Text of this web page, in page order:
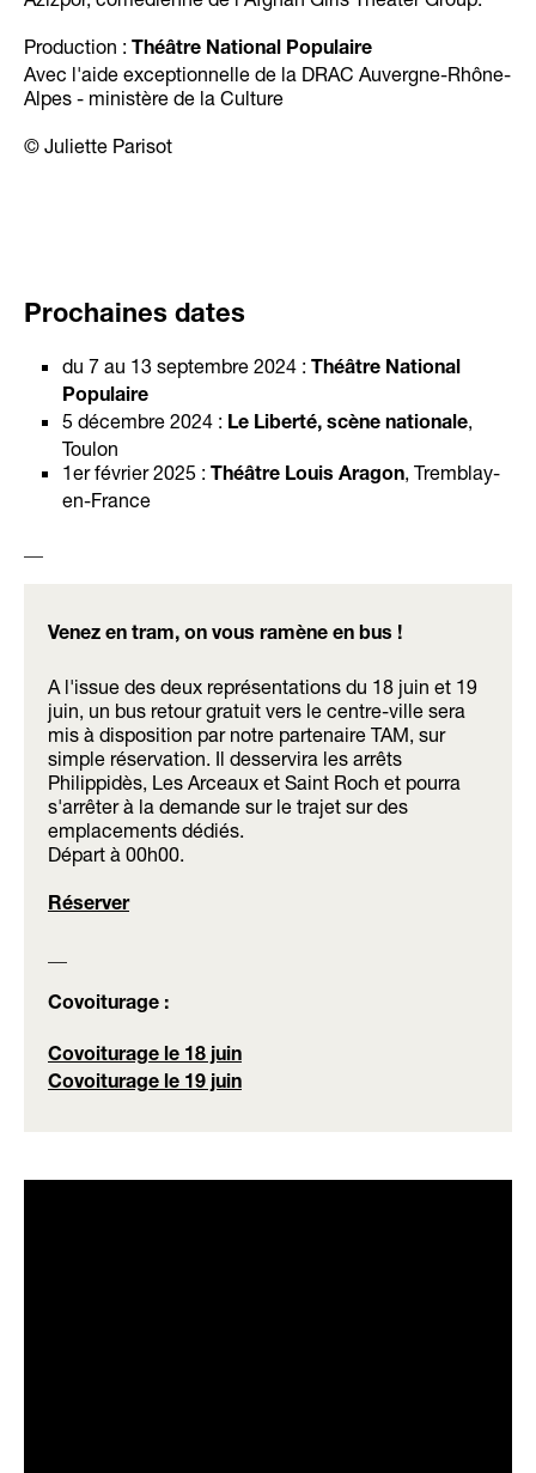
Production : Théâtre National Populaire
Avec l'aide exceptionnelle de la DRAC Auvergne-Rhône-
Alpes - ministère de la Culture
© Juliette Parisot
Prochaines dates
du 7 au 13 septembre 2024 : Théâtre National
Populaire
5 décembre 2024 : Le Liberté, scène nationale,
Toulon
1er février 2025 : Théâtre Louis Aragon, Tremblay-
en-France
Venez en tram, on vous ramène en bus !
A l'issue des deux représentations du 18 juin et 19
juin, un bus retour gratuit vers le centre-ville sera
mis à disposition par notre partenaire TAM, sur
simple réservation. Il desservira les arrêts
Philippidès, Les Arceaux et Saint Roch et pourra
s'arrêter à la demande sur le trajet sur des
emplacements dédiés.
Départ à 00h00.
Réserver
Covoiturage :
Covoiturage le 18 juin
Covoiturage le 19 juin